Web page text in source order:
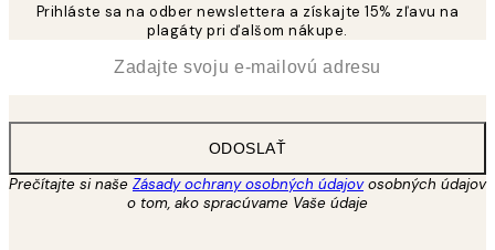
Prihláste sa na odber newslettera a získajte 15% zľavu na
plagáty pri ďalšom nákupe.
ODOSLAŤ
Prečítajte si naše Zásady ochrany osobných údajovosobných údajov
o tom, ako spracúvame Vaše údaje